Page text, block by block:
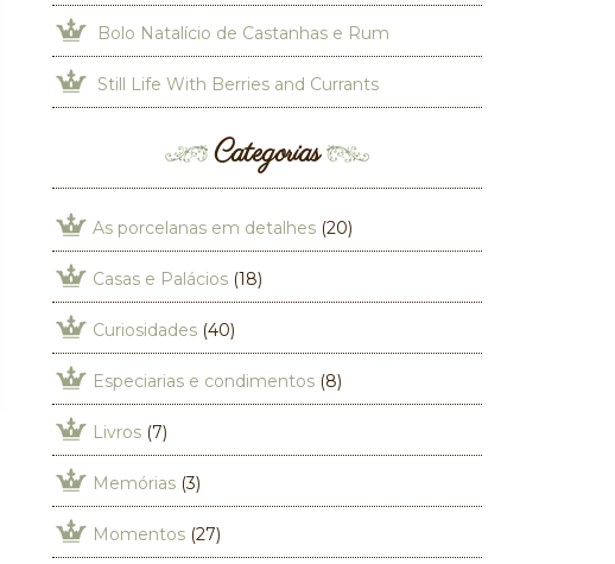
Bolo Natalício de Castanhas e Rum
Still Life With Berries and Currants
Categorias
As porcelanas em detalhes (20)
Casas e Palácios (18)
Curiosidades (40)
Especiarias e condimentos (8)
Livros (7)
Memórias (3)
Momentos (27)